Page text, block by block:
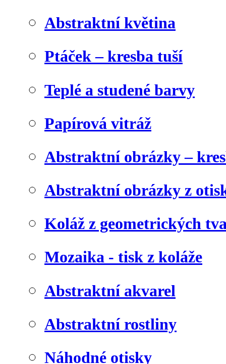
Abstraktní květina
Ptáček – kresba tuší
Teplé a studené barvy
Papírová vitráž
Abstraktní obrázky –
Abstraktní obrázky z
Koláž z geometrických
Mozaika - tisk z koláže
Abstraktní akvarel
Abstraktní rostliny
Náhodné otisky